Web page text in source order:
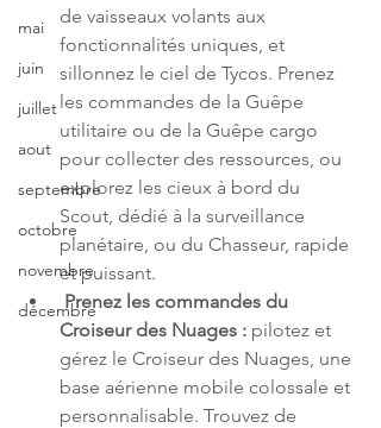
mai
juin
juillet
aout
septembre
octobre
novembre
décembre
de vaisseaux volants aux
fonctionnalités uniques, et
sillonnez le ciel de Tycos. Prenez
les commandes de la Guêpe
utilitaire ou de la Guêpe cargo
pour collecter des ressources, ou
explorez les cieux à bord du
Scout, dédié à la surveillance
planétaire, ou du Chasseur, rapide
et puissant.
Prenez les commandes du
Croiseur des Nuages : pilotez et
gérez le Croiseur des Nuages, une
base aérienne mobile colossale et
personnalisable. Trouvez de